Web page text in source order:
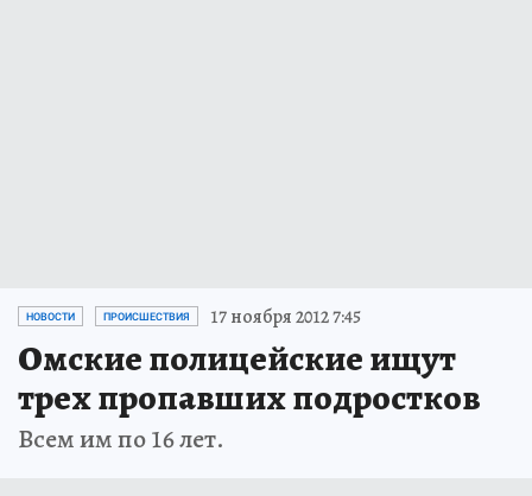
НОВОСТИ ПРОИСШЕСТВИЯ 17 ноября 2012 7:45
Омские полицейские ищут
трех пропавших подростков
Всем им по 16 лет.